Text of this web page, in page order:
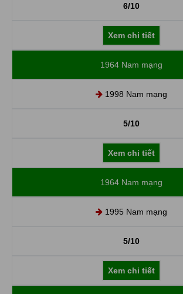
6/10
Xem chi tiết
1964 Nam mạng
1998 Nam mạng
5/10
Xem chi tiết
1964 Nam mạng
1995 Nam mạng
5/10
Xem chi tiết